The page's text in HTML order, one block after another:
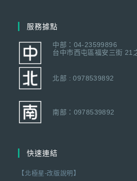
服務據點
中部：04-23599896
台中市西屯區福安三街 21
北部 : 0978539892
南部：0978539892
快速連結
【北極星-改版說明】